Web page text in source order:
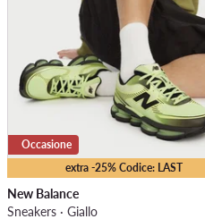
extra -25% Codice: LAST
Occasione
New Balance
Sneakers · Giallo